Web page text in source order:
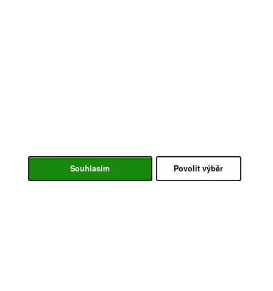
Souhlasím Povolit výběr